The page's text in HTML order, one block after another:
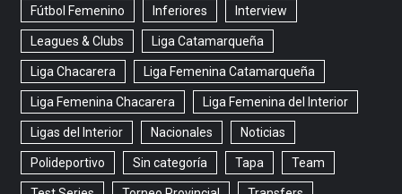
Fútbol Femenino Inferiores Interview
Leagues & Clubs Liga Catamarqueña
Liga Chacarera Liga Femenina Catamarqueña
Liga Femenina Chacarera Liga Femenina del Interior
Ligas del Interior Nacionales Noticias
Polideportivo Sin categoría Tapa Team